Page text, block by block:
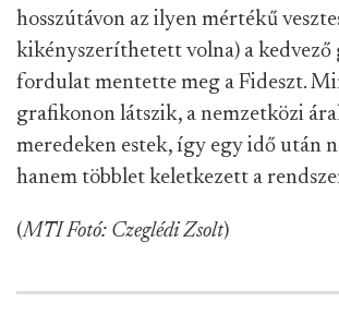
hosszútávon az ilyen mértékű
kikényszeríthetett volna) a kedvező
fordulat mentette meg a Fideszt.
grafikonon látszik, a nemzetközi
meredeken estek, így egy idő után
hanem többlet keletkezett a
(MTI Fotó: Czeglédi Zsolt)